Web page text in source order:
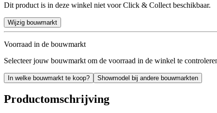
Dit product is in deze winkel niet voor Click & Collect beschikbaar.
Wijzig bouwmarkt
Voorraad in de bouwmarkt
Selecteer jouw bouwmarkt om de voorraad in de winkel te
In welke bouwmarkt te koop? Showmodel bij andere bouwmarkten
Productomschrijving